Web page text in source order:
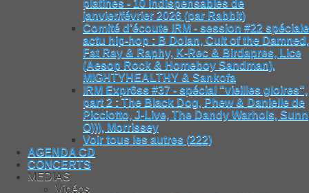
platines - 10 indispensables de
janvier/février 2026 (par Rabbit)
Comité d’écoute IRM - session #22 spéciale
actu hip-hop : B Dolan, Cult of the Damned,
Fat Ray & Raphy, K-Rec & Birdapres, Lice
(Aesop Rock & Homeboy Sandman),
MIGHTYHEALTHY & Sankofa
IRM Expr6ss #37 - spécial "vieilles gloires",
part 2 : The Black Dog, Phew & Danielle de
Picciotto, J-Live, The Dandy Warhols, Sunn
O))), Morrissey
Voir tous les autres (222)
AGENDA CD
CONCERTS
MEDIAS
Vidéos